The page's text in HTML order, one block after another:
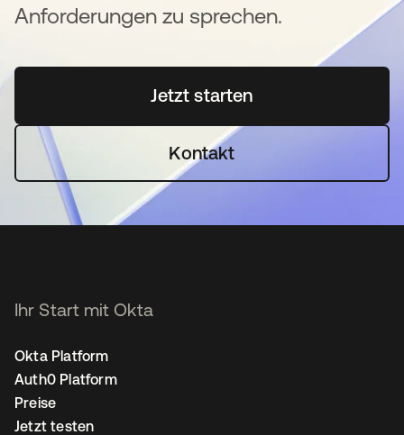
Anforderungen zu sprechen.
Jetzt startenwird in einer neuen
Kontakt
Ihr Start mit Okta
Okta Platform
Auth0 Platform
Preise
Jetzt testen